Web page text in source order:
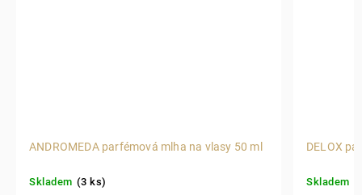
ANDROMEDA parfémová mlha na vlasy 50 ml
Skladem (3 ks)
DELOX
Skladem